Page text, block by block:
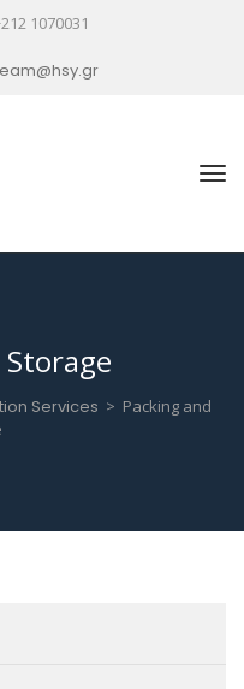
1070031
Services > Packing and